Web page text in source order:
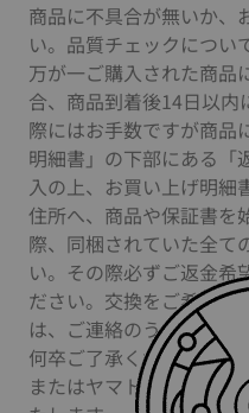
商品に不具合が無いか、
い。品質チェックについ
万が一ご購入された商品
合、商品到着後14日以
際にはお手数ですが商品
明細書」の下部にある「
入の上、お買い上げ明細
住所へ、商品や保証書を
際、同梱されていた全て
い。その際必ずご返金希
ださい。交換をご希望さ
は、ご連絡のうえ修理で
何卒ご了承ください。商
またはヤマト運輸をご利